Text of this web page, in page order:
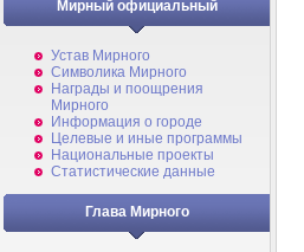
Мирный официальный
Устав Мирного
Символика Мирного
Награды и поощрения
Мирного
Информация о городе
Целевые и иные программы
Национальные проекты
Статистические данные
Глава Мирного